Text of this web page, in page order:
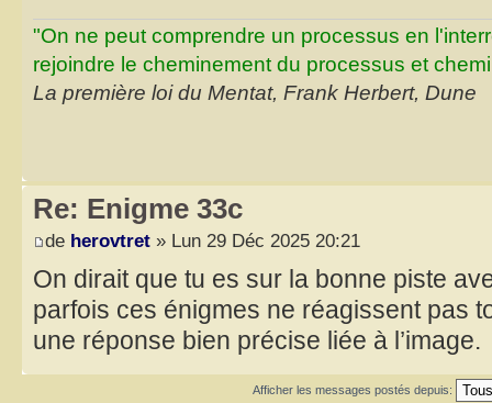
"On ne peut comprendre un processus en
rejoindre le cheminement du processus et
La première loi du Mentat, Frank Herbert, Dune
Re: Enigme 33c
de herovtret » Lun 29 Déc 2025 20:21
On dirait que tu es sur la bonne piste
parfois ces énigmes ne réagissent pas
une réponse bien précise liée à l’image.
Afficher les messages postés depuis: